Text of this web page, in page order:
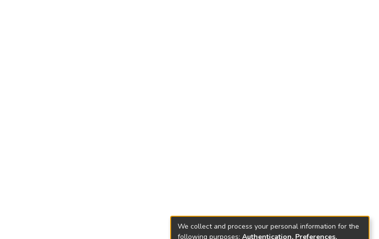
We collect and process your personal information for the
following purposes: Authentication, Preferences,